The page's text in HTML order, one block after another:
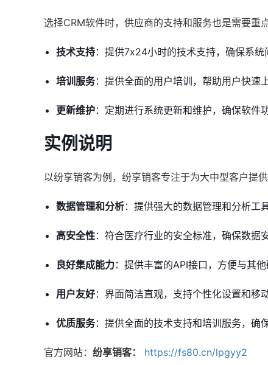
选择CRM软件时，供应商的支持和服务也是需要重
技术支持：提供7x24小时的技术支持，确保系统
培训服务：提供全面的用户培训，帮助用户快速上
更新维护：定期进行系统更新和维护，确保软件
实例说明
以纷享销客为例，纷享销客专注于为大中型客户提
数据管理和分析：提供强大的数据管理和分析工
高安全性：符合医疗行业的安全标准，确保数据
良好集成能力：提供丰富的API接口，方便与其他
用户友好：界面简洁直观，支持个性化设置和移
优质服务：提供全面的技术支持和培训服务，确
官方网站： 纷享销客： https://fs80.cn/lpgyy2